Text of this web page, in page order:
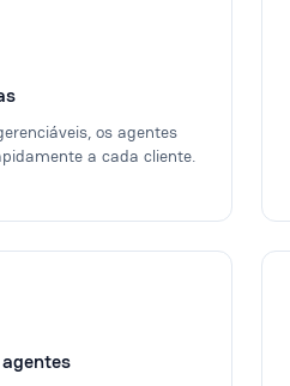
os agentes
a cada cliente.